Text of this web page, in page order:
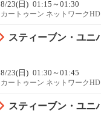
8/23(日) 01:15～01:30
カートゥーン ネットワーク
スティーブン・ユニ
8/23(日) 01:30～01:45
カートゥーン ネットワーク
スティーブン・ユニ